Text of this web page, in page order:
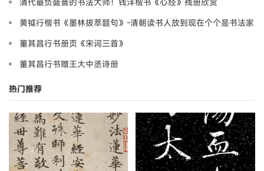
黄钺行楷书《墨林拔萃题句》-清朝读书人放到现在个个是书法家
董其昌行书册页《宋词三首》
董其昌行书赠王大中丞诗册
热门推荐